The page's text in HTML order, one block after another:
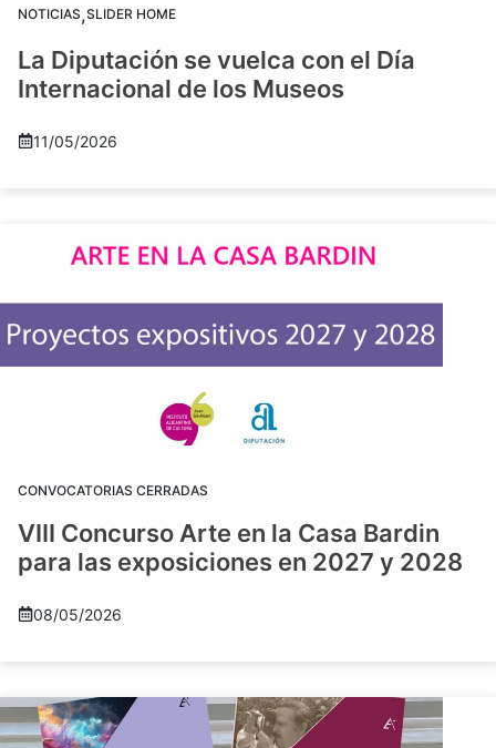
NOTICIAS,SLIDER HOME
La Diputación se vuelca con el Día
Internacional de los Museos
11/05/2026
CONVOCATORIAS CERRADAS
VIII Concurso Arte en la Casa Bardin
para las exposiciones en 2027 y 2028
08/05/2026